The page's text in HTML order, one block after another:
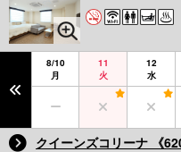
8/10
月
11
火
12
水
クイーンズコリーナ 《